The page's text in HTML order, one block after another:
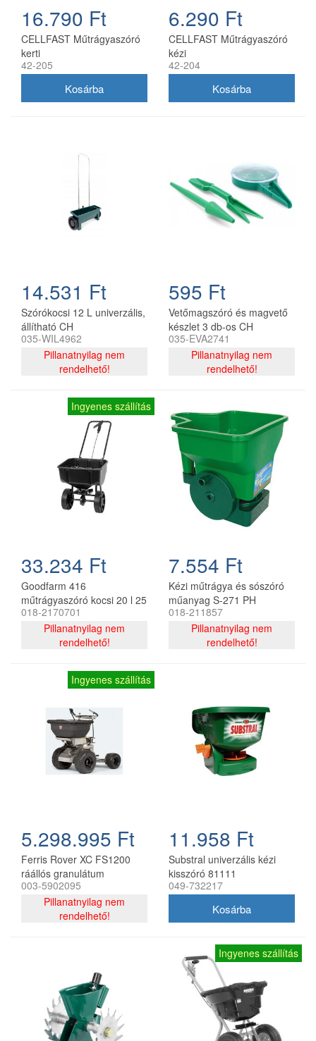
16.790 Ft
CELLFAST Műtrágyaszóró
kerti
42-205
6.290 Ft
CELLFAST Műtrágyaszóró
kézi
42-204
14.531 Ft
Szórókocsi 12 L univerzális,
állítható CH
035-WIL4962
Pillanatnyilag nem
rendelhető!
595 Ft
Vetőmagszóró és magvető
készlet 3 db-os CH
035-EVA2741
Pillanatnyilag nem
rendelhető!
Ingyenes szállítás
33.234 Ft
Goodfarm 416
műtrágyaszóró kocsi 20 l 25
kg teherbírás
018-2170701
Pillanatnyilag nem
rendelhető!
7.554 Ft
Kézi műtrágya és sószóró
műanyag S-271 PH
018-211857
Pillanatnyilag nem
rendelhető!
Ingyenes szállítás
5.298.995 Ft
Ferris Rover XC FS1200
ráállós granulátum
szórógép
003-5902095
Pillanatnyilag nem
rendelhető!
11.958 Ft
Substral univerzális kézi
kisszóró 81111
049-732217
Ingyenes szállítás